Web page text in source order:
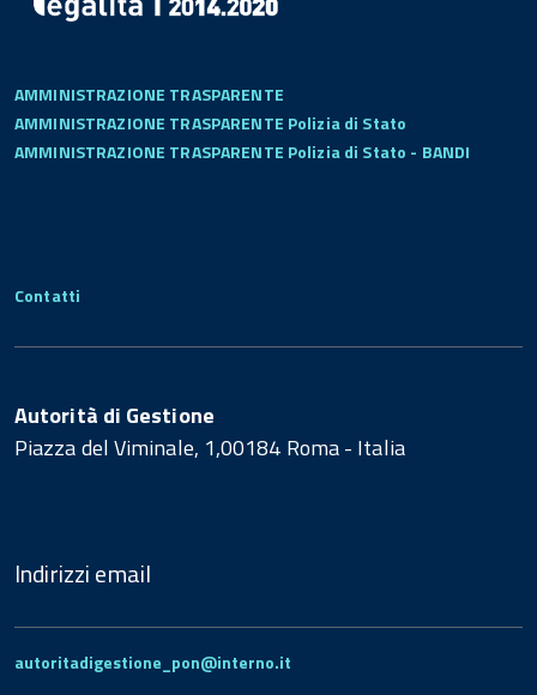
AMMINISTRAZIONE TRASPARENTE
AMMINISTRAZIONE TRASPARENTE Polizia di Stato
AMMINISTRAZIONE TRASPARENTE Polizia di Stato - BANDI
Contatti
Autorità di Gestione
Piazza del Viminale, 1,00184 Roma - Italia
Indirizzi email
autoritadigestione_pon@interno.it